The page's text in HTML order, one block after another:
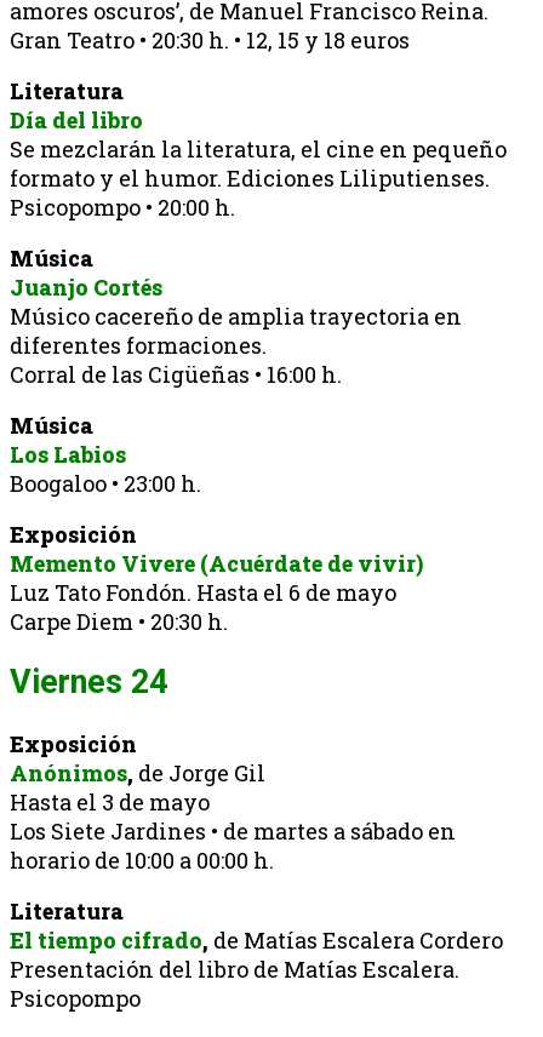
amores oscuros’, de Manuel Francisco Reina.
Gran Teatro • 20:30 h. • 12, 15 y 18 euros
Literatura
Día del libro
Se mezclarán la literatura, el cine en pequeño
formato y el humor. Ediciones Liliputienses.
Psicopompo • 20:00 h.
Música
Juanjo Cortés
Músico cacereño de amplia trayectoria en
diferentes formaciones.
Corral de las Cigüeñas • 16:00 h.
Música
Los Labios
Boogaloo • 23:00 h.
Exposición
Memento Vivere (Acuérdate de vivir)
Luz Tato Fondón. Hasta el 6 de mayo
Carpe Diem • 20:30 h.
Viernes 24
Exposición
Anónimos, de Jorge Gil
Hasta el 3 de mayo
Los Siete Jardines • de martes a sábado en
horario de 10:00 a 00:00 h.
Literatura
El tiempo cifrado, de Matías Escalera Cordero
Presentación del libro de Matías Escalera.
Psicopompo